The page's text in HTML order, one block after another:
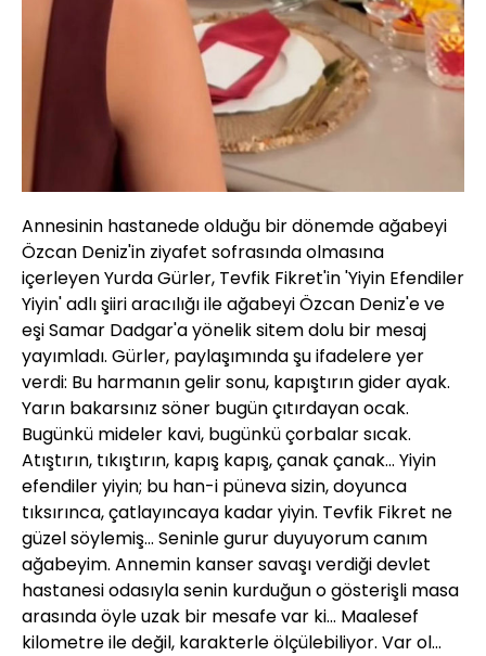
Annesinin hastanede olduğu bir dönemde ağabeyi
Özcan Deniz'in ziyafet sofrasında olmasına
içerleyen Yurda Gürler, Tevfik Fikret'in 'Yiyin Efendiler
Yiyin' adlı şiiri aracılığı ile ağabeyi Özcan Deniz'e ve
eşi Samar Dadgar'a yönelik sitem dolu bir mesaj
yayımladı. Gürler, paylaşımında şu ifadelere yer
verdi: Bu harmanın gelir sonu, kapıştırın gider ayak.
Yarın bakarsınız söner bugün çıtırdayan ocak.
Bugünkü mideler kavi, bugünkü çorbalar sıcak.
Atıştırın, tıkıştırın, kapış kapış, çanak çanak... Yiyin
efendiler yiyin; bu han-i püneva sizin, doyunca
tıksırınca, çatlayıncaya kadar yiyin. Tevfik Fikret ne
güzel söylemiş... Seninle gurur duyuyorum canım
ağabeyim. Annemin kanser savaşı verdiği devlet
hastanesi odasıyla senin kurduğun o gösterişli masa
arasında öyle uzak bir mesafe var ki... Maalesef
kilometre ile değil, karakterle ölçülebiliyor. Var ol...